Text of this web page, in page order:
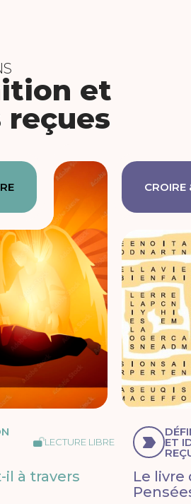
et
reçues
LECTURE LIBRE
il à travers
CROIRE
ET
Le livre